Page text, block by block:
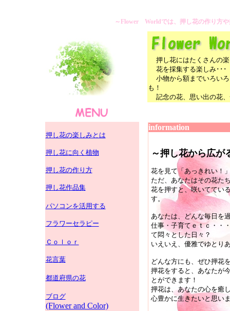
～Flower Worldでは、押し花の作り方
押し花にはたくさんの
花を採集する楽しみ･･･
小物から額までいろい
も！
記念の花、思い出の花、
押し花の楽しみとは
押し花に向く植物
押し花の作り方
押し花作品集
パソコンを活用する
フラワーセラピー
Ｃｏｌｏｒ
花言葉
都道府県の花
ブログ
(Flower and Color)
information
～押し花から広が
花を見て「あっきれい！
ただ、あなたはその花た
花を押すと、咲いててい
す。
あなたは、どんな毎日を
仕事・子育てｅｔｃ・・
て悶々とした日々？
いえいえ、優雅でゆとり
どんな方にも、ぜひ押花
押花をすると、あなたが
とができます！
押花は、あなたの心を癒
心豊かに生きたいと思い